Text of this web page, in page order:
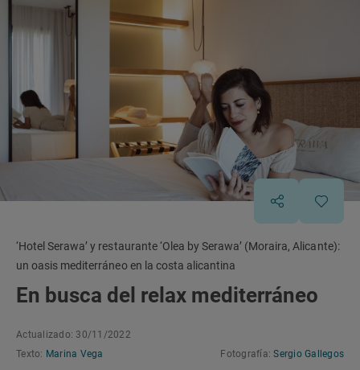
‘Hotel Serawa’ y restaurante ‘Olea by Serawa’ (Moraira, Alicante):
un oasis mediterráneo en la costa alicantina
En busca del relax mediterráneo
Actualizado: 30/11/2022
Texto: Marina Vega Fotografía:Sergio Gallegos